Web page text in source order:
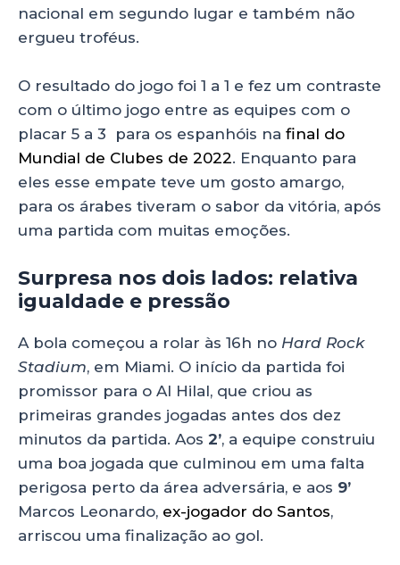
nacional em segundo lugar e também não
ergueu troféus.
O resultado do jogo foi 1 a 1 e fez um contraste
com o último jogo entre as equipes com o
placar 5 a 3 para os espanhóis na final do
Mundial de Clubes de 2022. Enquanto para
eles esse empate teve um gosto amargo,
para os árabes tiveram o sabor da vitória, após
uma partida com muitas emoções.
Surpresa nos dois lados: relativa
igualdade e pressão
A bola começou a rolar às 16h no Hard Rock
Stadium, em Miami. O início da partida foi
promissor para o Al Hilal, que criou as
primeiras grandes jogadas antes dos dez
minutos da partida. Aos 2’, a equipe construiu
uma boa jogada que culminou em uma falta
perigosa perto da área adversária, e aos 9’
Marcos Leonardo, ex-jogador do Santos,
arriscou uma finalização ao gol.